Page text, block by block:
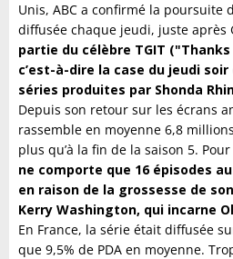
Unis, ABC a confirmé la poursuite
diffusée chaque jeudi, juste après
partie du célèbre TGIT
c’est-à-dire la case du jeudi
séries produites par Shonda
Depuis son retour sur les écrans
rassemble en moyenne 6,8
plus qu’à la fin de la saison 5.
ne comporte que 16 épisodes
en raison de la grossesse de
Kerry Washington, qui incarne
En France, la série était diffusée
que 9,5% de PDA en moyenne.